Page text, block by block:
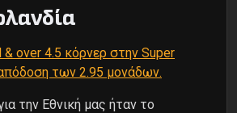
& over 4.5 κόρνερ στην Super
των 2.95 μονάδων.
την Εθνική μας ήταν το